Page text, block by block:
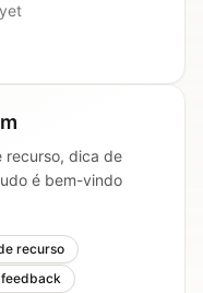
recurso, dica de
é bem-vindo
recurso